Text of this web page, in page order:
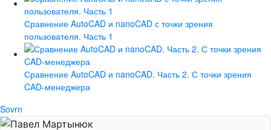
Сравнение AutoCAD и nanoCAD с точки зрения
пользователя. Часть 1
Сравнение AutoCAD и nanoCAD. Часть 2. С точки зрения
CAD-менеджера
Sovrn